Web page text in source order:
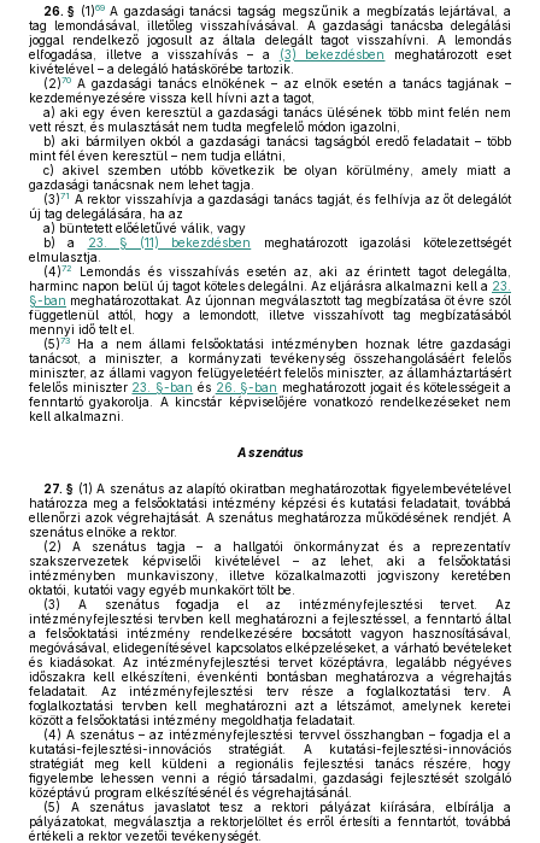
26. § (1)69A gazdasági tanácsi tagság megszűnik a megbízatás lejártával, a
tag lemondásával, illetőleg visszahívásával. A gazdasági tanácsba delegálási
joggal rendelkező jogosult az általa delegált tagot visszahívni. A lemondás
elfogadása, illetve a visszahívás – a
(3) bekezdésben
meghatározott eset
kivételével – a delegáló hatáskörébe tartozik.
(2)70 A gazdasági tanács elnökének – az elnök esetén a tanács tagjának –
kezdeményezésére vissza kell hívni azt a tagot,
a) aki egy éven keresztül a gazdasági tanács ülésének több mint felén nem
vett részt, és mulasztását nem tudta megfelelő módon igazolni,
b) aki bármilyen okból a gazdasági tanácsi tagságból eredő feladatait – több
mint fél éven keresztül – nem tudja ellátni,
c) akivel szemben utóbb következik be olyan körülmény, amely miatt a
gazdasági tanácsnak nem lehet tagja.
(3)71 A rektor visszahívja a gazdasági tanács tagját, és felhívja az őt delegálót
új tag delegálására, ha az
a) büntetett előéletűvé válik, vagy
b) a 23. § (11) bekezdésben
meghatározott igazolási kötelezettségét
elmulasztja.
(4)72
Lemondás és visszahívás esetén az, aki az érintett tagot delegálta,
harminc napon belül új tagot köteles delegálni. Az eljárásra alkalmazni kell a 23.
§-ban meghatározottakat. Az újonnan megválasztott tag megbízatása öt évre szól
függetlenül attól, hogy a lemondott, illetve visszahívott tag megbízatásából
mennyi idő telt el.
(5)73
Ha a nem állami felsőoktatási intézményben hoznak létre gazdasági
tanácsot, a miniszter, a kormányzati tevékenység összehangolásáért felelős
miniszter, az állami vagyon felügyeletéért felelős miniszter, az államháztartásért
felelős miniszter 23. §-ban és 26. §-ban meghatározott jogait és kötelességeit a
fenntartó gyakorolja. A kincstár képviselőjére vonatkozó rendelkezéseket nem
kell alkalmazni.
A szenátus
27. § (1) A szenátus az alapító okiratban meghatározottak figyelembevételével
határozza meg a felsőoktatási intézmény képzési és kutatási feladatait, továbbá
ellenőrzi azok végrehajtását. A szenátus meghatározza működésének rendjét. A
szenátus elnöke a rektor.
(2) A szenátus tagja – a hallgatói önkormányzat és a reprezentatív
szakszervezetek képviselői kivételével – az lehet, aki a felsőoktatási
intézményben munkaviszony, illetve közalkalmazotti jogviszony keretében
oktatói, kutatói vagy egyéb munkakört tölt be.
(3) A szenátus fogadja el az intézményfejlesztési tervet. Az
intézményfejlesztési tervben kell meghatározni a fejlesztéssel, a fenntartó által
a felsőoktatási intézmény rendelkezésére bocsátott vagyon hasznosításával,
megóvásával, elidegenítésével kapcsolatos elképzeléseket, a várható bevételeket
és kiadásokat. Az intézményfejlesztési tervet középtávra, legalább négyéves
időszakra kell elkészíteni, évenkénti bontásban meghatározva a végrehajtás
feladatait. Az intézményfejlesztési terv része a foglalkoztatási terv. A
foglalkoztatási tervben kell meghatározni azt a létszámot, amelynek keretei
között a felsőoktatási intézmény megoldhatja feladatait.
(4) A szenátus – az intézményfejlesztési tervvel összhangban – fogadja el a
kutatási-fejlesztési-innovációs stratégiát. A kutatási-fejlesztési-innovációs
stratégiát meg kell küldeni a regionális fejlesztési tanács részére, hogy
figyelembe lehessen venni a régió társadalmi, gazdasági fejlesztését szolgáló
középtávú program elkészítésénél és végrehajtásánál.
(5) A szenátus javaslatot tesz a rektori pályázat kiírására, elbírálja a
pályázatokat, megválasztja a rektorjelöltet és erről értesíti a fenntartót, továbbá
értékeli a rektor vezetői tevékenységét.